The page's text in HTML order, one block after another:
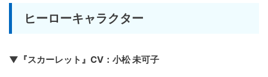
ヒーローキャラクター
▼『スカーレット』CV：小松 未可子